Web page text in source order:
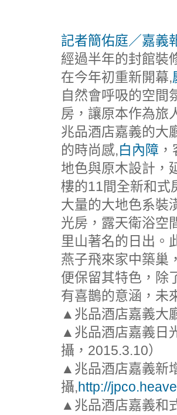
記者簡佑庭／嘉義
經過半年的封館裝
在今年初重新開幕,
自然會呼吸的空間
房，讓原本作為旅
兆品酒店嘉義的大
的時尚感,白內障
地色與原木設計，
樓的11間全新和式
大量的大地色系裝
光房，露天衛浴空
里山著名的日出。
燕子飛來家中築巢
便保留其特色，除
有喜鵲的意涵，未
▲兆品酒店嘉義大
▲兆品酒店嘉義日
攝，2015.3.10）
▲兆品酒店嘉義新
攝,http://
▲兆品酒店嘉義和